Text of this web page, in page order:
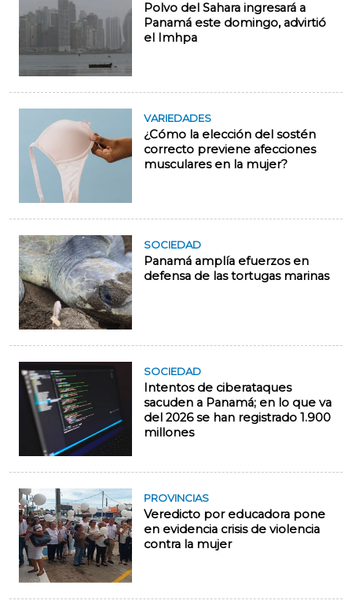
Polvo del Sahara ingresará a
Panamá este domingo, advirtió
el Imhpa
VARIEDADES
¿Cómo la elección del sostén
correcto previene afecciones
musculares en la mujer?
SOCIEDAD
Panamá amplía efuerzos en
defensa de las tortugas marinas
SOCIEDAD
Intentos de ciberataques
sacuden a Panamá; en lo que va
del 2026 se han registrado 1.900
millones
PROVINCIAS
Veredicto por educadora pone
en evidencia crisis de violencia
contra la mujer